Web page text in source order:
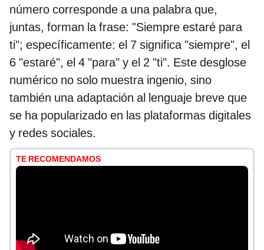
número corresponde a una palabra que,
juntas, forman la frase: "Siempre estaré para
ti"; específicamente: el 7 significa "siempre", el
6 "estaré", el 4 "para" y el 2 "ti". Este desglose
numérico no solo muestra ingenio, sino
también una adaptación al lenguaje breve que
se ha popularizado en las plataformas digitales
y redes sociales.
TE RECOMENDAMOS